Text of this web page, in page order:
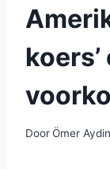
DoorÖmer Aydin